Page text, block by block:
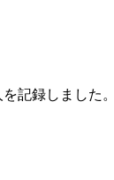
記録しまし